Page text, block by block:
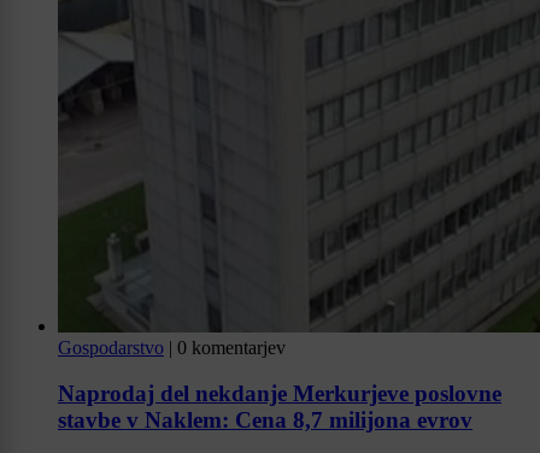
Gospodarstvo | 0 komentarjev
Naprodaj del nekdanje Merkurjeve poslovne
stavbe v Naklem: Cena 8,7 milijona evrov